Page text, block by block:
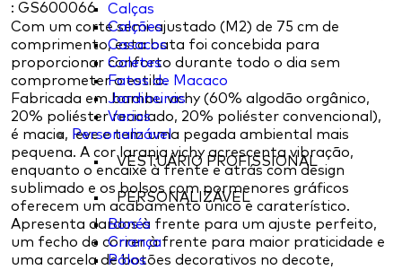
Calças
Calções
Casacos
Coletes
Fatos de Macaco
Jardineiras
Varios
Personalizável
VESTUÁRIO PROFISSIONAL
PERSONALIZÁVEL
Bonés
Criança
Pólos
: GS600066
Com um corte semi-ajustado (M2) de 75 cm de
comprimento, esta bata foi concebida para
proporcionar conforto durante todo o dia sem
comprometer o estilo.
Fabricada em bambu vichy (60% algodão orgânico,
20% poliéster reciclado, 20% poliéster convencional),
é macia, leve e tem uma pegada ambiental mais
pequena. A cor laranja vichy acrescenta vibração,
enquanto o encaixe à frente e atrás com design
sublimado e os bolsos com pormenores gráficos
oferecem um acabamento único e caraterístico.
Apresenta dardos à frente para um ajuste perfeito,
um fecho de correr à frente para maior praticidade e
uma carcela de botões decorativos no decote,